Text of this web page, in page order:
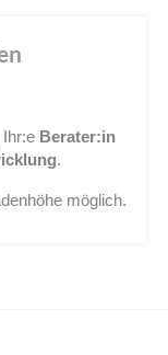
Berater:in
.
möglich.